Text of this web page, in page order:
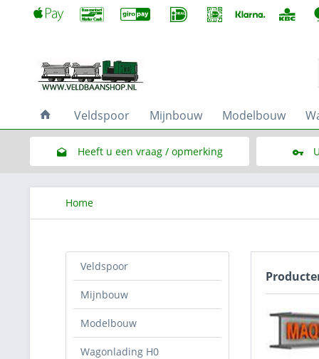
Veldspoor Mijnbouw Modelbouw
Heeft u een vraag / opmerking
Home
Veldspoor
Mijnbouw
Modelbouw
Wagonlading H0